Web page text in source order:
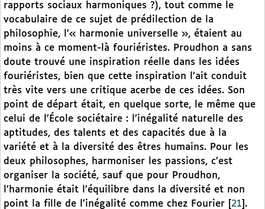
rapports sociaux harmoniques ?), tout comme le
vocabulaire de ce sujet de prédilection de la
philosophie, l’« harmonie universelle », étaient au
moins à ce moment-là fouriéristes. Proudhon a sans
doute trouvé une inspiration réelle dans les idées
fouriéristes, bien que cette inspiration l’ait conduit
très vite vers une critique acerbe de ces idées. Son
point de départ était, en quelque sorte, le même que
celui de l’École sociétaire : l’inégalité naturelle des
aptitudes, des talents et des capacités due à la
variété et à la diversité des êtres humains. Pour les
deux philosophes, harmoniser les passions, c’est
organiser la société, sauf que pour Proudhon,
l’harmonie était l’équilibre dans la diversité et non
point la fille de l’inégalité comme chez Fourier
21 .